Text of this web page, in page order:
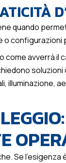
quando
configurazioni
come avverrà
soluzioni
illuminazione,
Se